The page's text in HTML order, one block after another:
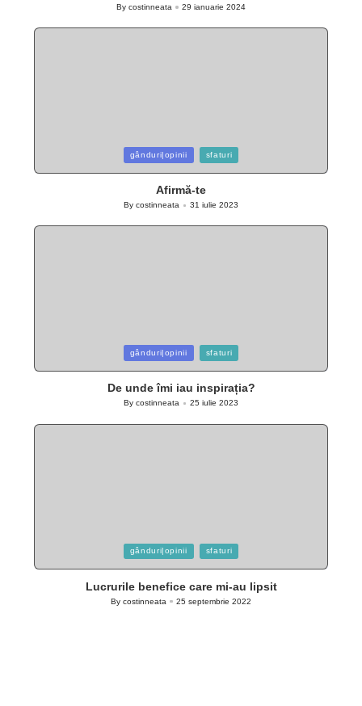
Posted
By costinneata 29 ianuarie 2024
in
gânduri|opinii sfaturi
Afirmă-te
Posted
Bycostinneata 31 iulie 2023
in
gânduri|opinii sfaturi
De unde îmi iau inspirația?
Posted
Bycostinneata 25 iulie 2023
in
gânduri|opinii sfaturi
Lucrurile benefice care mi-au lipsit
Posted
By costinneata 25 septembrie 2022